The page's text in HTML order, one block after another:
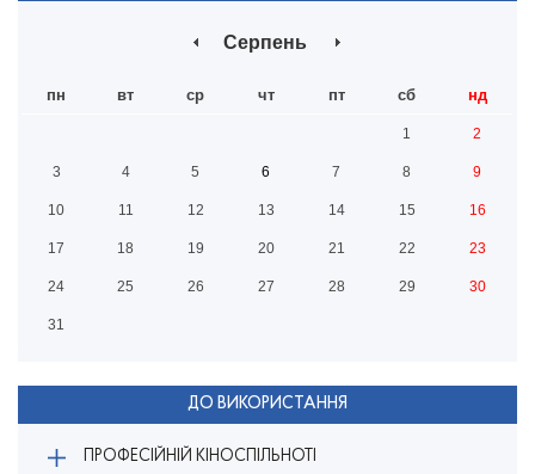
Серпень
пн вт ср чт пт сб нд
1 2
3 4 5 6 7 8 9
10 11 12 13 14 15 16
17 18 19 20 21 22 23
24 25 26 27 28 29 30
31
ДО ВИКОРИСТАННЯ
ПРОФЕСІЙНІЙ КІНОСПІЛЬНОТІ